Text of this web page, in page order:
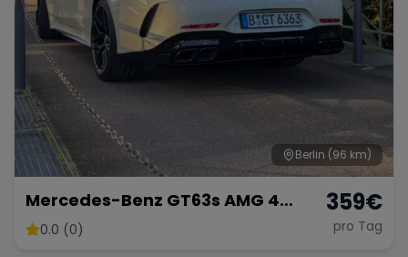
Berlin (96 km)
Mercedes-Benz GT63s AMG 4
Türer Coupé
0.0 (0)
359€
pro Tag